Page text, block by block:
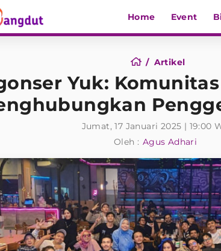
Home Event
Artikel
Yuk:
Jumat, 17 Januari 2025 | 19:00
Oleh : Agus Adhari